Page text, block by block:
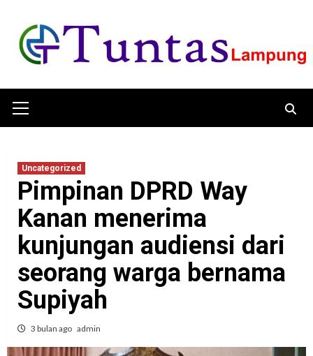
content
Menu
Uncategorized
Pimpinan DPRD Way
Kanan menerima
kunjungan audiensi dari
seorang warga bernama
Supiyah
3 bulan ago admin